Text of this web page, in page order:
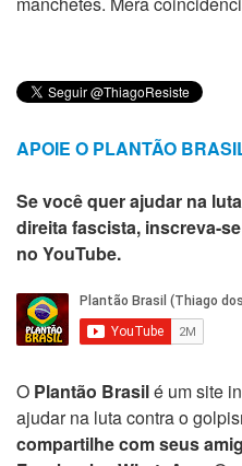
APOIE O PLANTÃO
Se você quer ajudar na
direita fascista, inscreva-
no YouTube.
O Plantão Brasilé um site
ajudar na luta contra o
compartilhe com seus